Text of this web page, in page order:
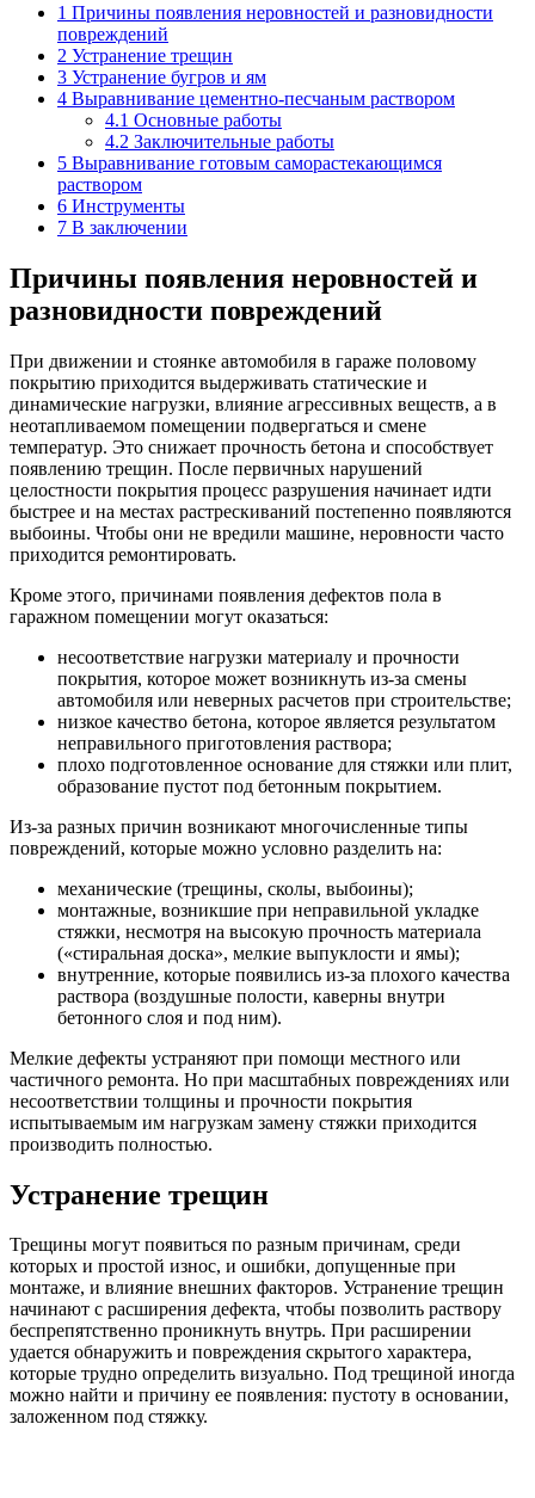
1 Причины появления неровностей и разновидности
повреждений
2 Устранение трещин
3 Устранение бугров и ям
4 Выравнивание цементно-песчаным раствором
4.1 Основные работы
4.2 Заключительные работы
5 Выравнивание готовым саморастекающимся
раствором
6 Инструменты
7 В заключении
Причины появления неровностей и
разновидности повреждений
При движении и стоянке автомобиля в гараже половому
покрытию приходится выдерживать статические и
динамические нагрузки, влияние агрессивных веществ, а в
неотапливаемом помещении подвергаться и смене
температур. Это снижает прочность бетона и способствует
появлению трещин. После первичных нарушений
целостности покрытия процесс разрушения начинает идти
быстрее и на местах растрескиваний постепенно появляются
выбоины. Чтобы они не вредили машине, неровности часто
приходится ремонтировать.
Кроме этого, причинами появления дефектов пола в
гаражном помещении могут оказаться:
несоответствие нагрузки материалу и прочности
покрытия, которое может возникнуть из-за смены
автомобиля или неверных расчетов при строительстве;
низкое качество бетона, которое является результатом
неправильного приготовления раствора;
плохо подготовленное основание для стяжки или плит,
образование пустот под бетонным покрытием.
Из-за разных причин возникают многочисленные типы
повреждений, которые можно условно разделить на:
механические (трещины, сколы, выбоины);
монтажные, возникшие при неправильной укладке
стяжки, несмотря на высокую прочность материала
(«стиральная доска», мелкие выпуклости и ямы);
внутренние, которые появились из-за плохого качества
раствора (воздушные полости, каверны внутри
бетонного слоя и под ним).
Мелкие дефекты устраняют при помощи местного или
частичного ремонта. Но при масштабных повреждениях или
несоответствии толщины и прочности покрытия
испытываемым им нагрузкам замену стяжки приходится
производить полностью.
Устранение трещин
Трещины могут появиться по разным причинам, среди
которых и простой износ, и ошибки, допущенные при
монтаже, и влияние внешних факторов. Устранение трещин
начинают с расширения дефекта, чтобы позволить раствору
беспрепятственно проникнуть внутрь. При расширении
удается обнаружить и повреждения скрытого характера,
которые трудно определить визуально. Под трещиной иногда
можно найти и причину ее появления: пустоту в основании,
заложенном под стяжку.